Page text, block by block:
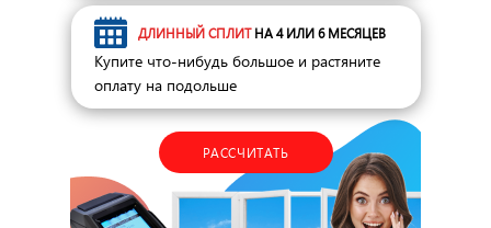
ДЛИННЫЙ СПЛИТНА 4 ИЛИ 6 МЕСЯЦЕВ
Купите что-нибудь большое и растяните
оплату на подольше
РАССЧИТАТЬ